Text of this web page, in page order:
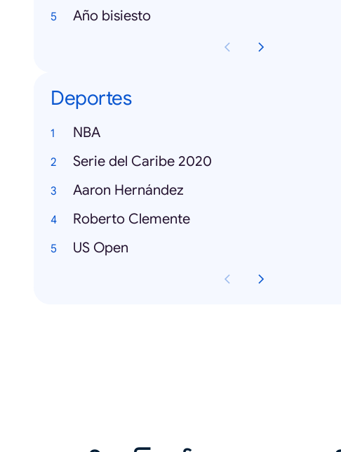
Año bisiesto
Deportes
NBA
Serie del Caribe 2020
Aaron Hernández
Roberto Clemente
US Open